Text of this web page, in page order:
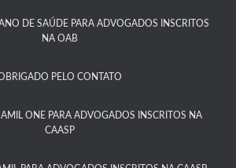
DE SAÚDE PARA ADVOGADOS INSCRITOS
NA OAB
PELO CONTATO
ONE PARA ADVOGADOS INSCRITOS NA
CAASP​